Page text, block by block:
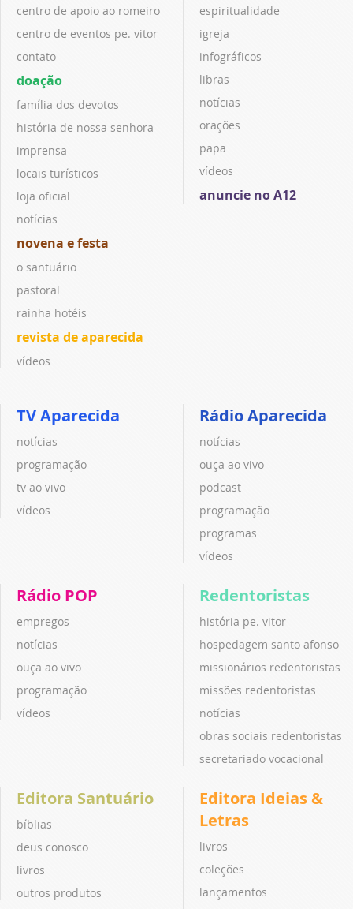
centro de apoio ao romeiro
centro de eventos pe. vitor
contato
doação
família dos devotos
história de nossa senhora
imprensa
locais turísticos
loja oficial
notícias
novena e festa
o santuário
pastoral
rainha hotéis
revista de aparecida
vídeos
espiritualidade
igreja
infográficos
libras
notícias
orações
papa
vídeos
anuncie no A12
TV Aparecida
notícias
programação
tv ao vivo
vídeos
Rádio Aparecida
notícias
ouça ao vivo
podcast
programação
programas
vídeos
Rádio POP
empregos
notícias
ouça ao vivo
programação
vídeos
Redentoristas
história pe. vitor
hospedagem santo afonso
missionários redentoristas
missões redentoristas
notícias
obras sociais redentoristas
secretariado vocacional
Editora Santuário
bíblias
deus conosco
livros
outros produtos
Editora Ideias &
Letras
livros
coleções
lançamentos